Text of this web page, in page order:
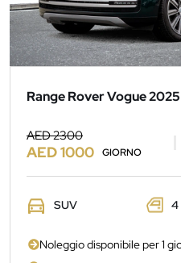
Range Rover Vogue 2025
AED 2300
AED 1000 GIORNO
SUV 4
Noleggio disponibile per 1